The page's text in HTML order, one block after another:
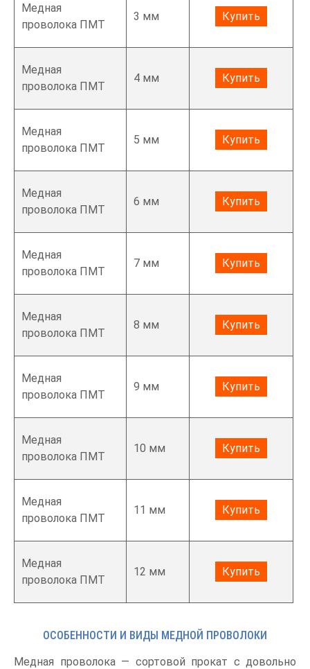
Медная
проволока ПМТ
3 мм Купить
Медная
проволока ПМТ
4 мм Купить
Медная
проволока ПМТ
5 мм Купить
Медная
проволока ПМТ
6 мм Купить
Медная
проволока ПМТ
7 мм Купить
Медная
проволока ПМТ
8 мм Купить
Медная
проволока ПМТ
9 мм Купить
Медная
проволока ПМТ
10 мм Купить
Медная
проволока ПМТ
11 мм Купить
Медная
проволока ПМТ
12 мм Купить
ОСОБЕННОСТИ И ВИДЫ МЕДНОЙ ПРОВОЛОКИ
Медная проволока — сортовой прокат с довольно